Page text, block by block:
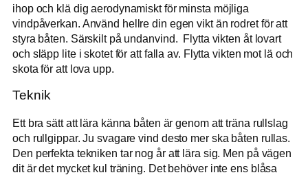
ihop och klä dig aerodynamiskt för minsta möjliga
vindpåverkan. Använd hellre din egen vikt än rodret för att
styra båten. Särskilt på undanvind. Flytta vikten åt lovart
och släpp lite i skotet för att falla av. Flytta vikten mot lä och
skota för att lova upp.
Teknik
Ett bra sätt att lära känna båten är genom att träna rullslag
och rullgippar. Ju svagare vind desto mer ska båten rullas.
Den perfekta tekniken tar nog år att lära sig. Men på vägen
dit är det mycket kul träning. Det behöver inte ens blåsa